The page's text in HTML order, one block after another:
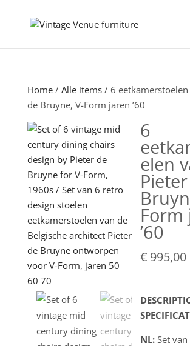
Home/ Alle items/ 6 eetkamerstoelen
de Bruyne, V-Form jaren ’60
6
elen
Form
’60
€ 995,00
NL: Set